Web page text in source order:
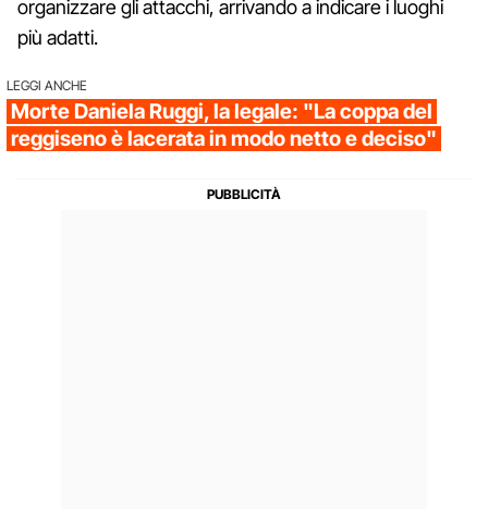
organizzare gli attacchi, arrivando a indicare i luoghi
più adatti.
LEGGI ANCHE
Morte Daniela Ruggi, la legale: "La coppa del
reggiseno è lacerata in modo netto e deciso"